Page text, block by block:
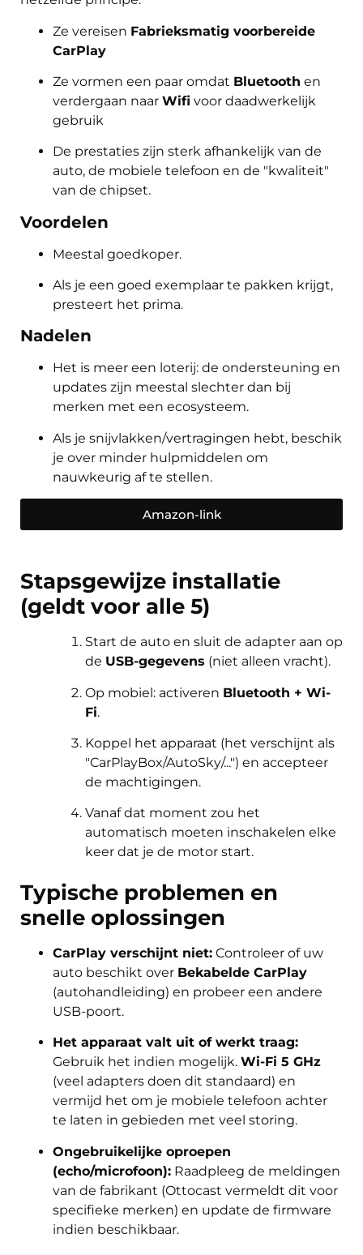
Ze vereisen Fabrieksmatig voorbereide
CarPlay
Ze vormen een paar omdat Bluetooth en
verdergaan naar Wifi voor daadwerkelijk
gebruik
De prestaties zijn sterk afhankelijk van de
auto, de mobiele telefoon en de "kwaliteit"
van de chipset.
Voordelen
Meestal goedkoper.
Als je een goed exemplaar te pakken krijgt,
presteert het prima.
Nadelen
Het is meer een loterij: de ondersteuning en
updates zijn meestal slechter dan bij
merken met een ecosysteem.
Als je snijvlakken/vertragingen hebt, beschik
je over minder hulpmiddelen om
nauwkeurig af te stellen.
Amazon-link
Stapsgewijze installatie
(geldt voor alle 5)
Start de auto en sluit de adapter aan op
de USB-gegevens (niet alleen vracht).
Op mobiel: activeren Bluetooth + Wi-
Fi.
Koppel het apparaat (het verschijnt als
"CarPlayBox/AutoSky/...") en accepteer
de machtigingen.
Vanaf dat moment zou het
automatisch moeten inschakelen elke
keer dat je de motor start.
Typische problemen en
snelle oplossingen
CarPlay verschijnt niet: Controleer of uw
auto beschikt over Bekabelde CarPlay
(autohandleiding) en probeer een andere
USB-poort.
Het apparaat valt uit of werkt traag:
Gebruik het indien mogelijk. Wi-Fi 5 GHz
(veel adapters doen dit standaard) en
vermijd het om je mobiele telefoon achter
te laten in gebieden met veel storing.
Ongebruikelijke oproepen
(echo/microfoon): Raadpleeg de meldingen
van de fabrikant (Ottocast vermeldt dit voor
specifieke merken) en update de firmware
indien beschikbaar.